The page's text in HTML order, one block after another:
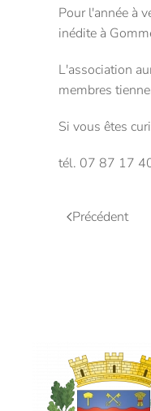
Pour l'année à
inédite à
L'association
membres
Si vous êtes
tél. 07 87 17
Précédent